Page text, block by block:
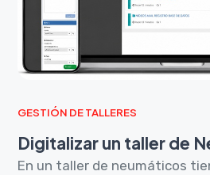
GESTIÓN DE TALLERES
Digitalizar un taller de
En un taller de neumáticos